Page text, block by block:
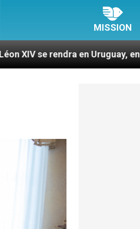
MISSION
en Argentine et au Pérou